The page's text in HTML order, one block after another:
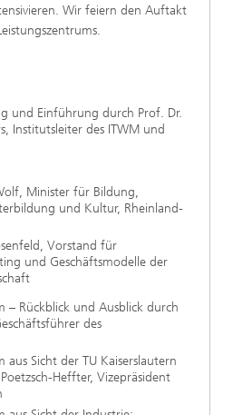
Wir feiern den Auftakt
und Einführung durch Prof. Dr.
Institutsleiter des ITWM und
Minister für Bildung,
und Kultur, Rheinland-
Vorstand für
und Geschäftsmodelle der
– Rückblick und Ausblick durch
des
aus Sicht der TU Kaiserslautern
Heffter, Vizepräsident